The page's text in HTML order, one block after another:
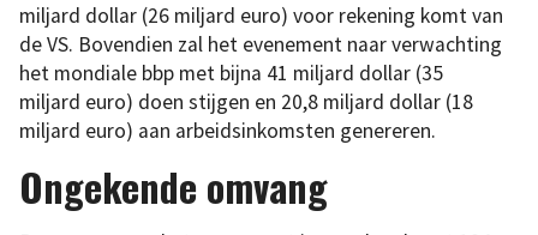
miljard dollar (26 miljard euro) voor rekening komt van
de VS. Bovendien zal het evenement naar verwachting
het mondiale bbp met bijna 41 miljard dollar (35
miljard euro) doen stijgen en 20,8 miljard dollar (18
miljard euro) aan arbeidsinkomsten genereren.
Ongekende omvang